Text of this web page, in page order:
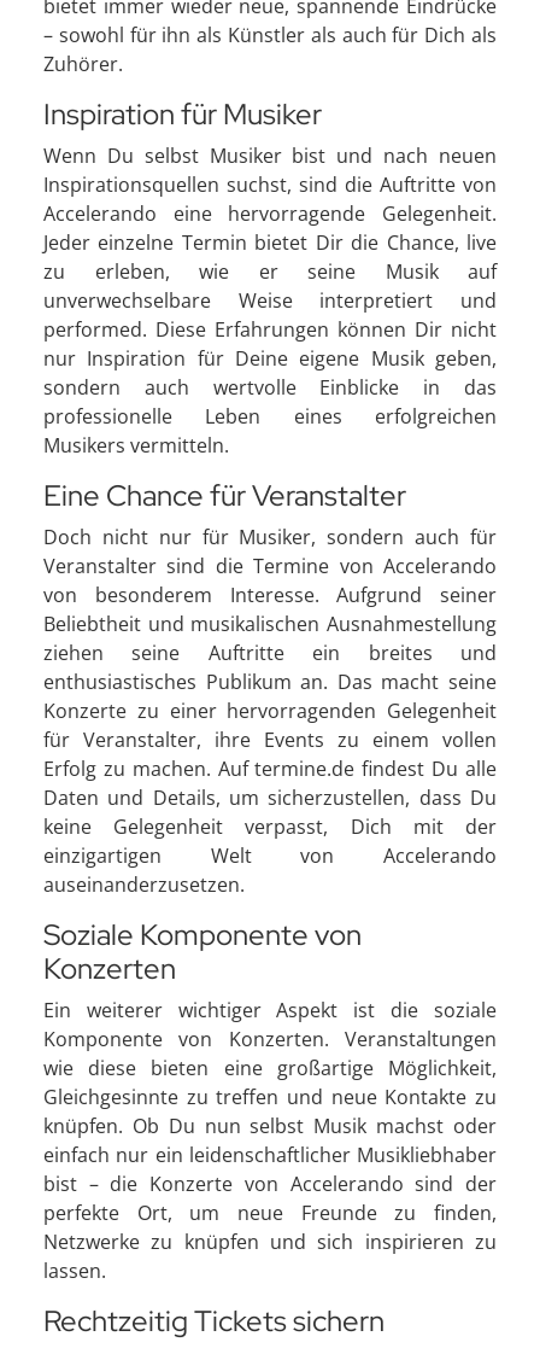
bietet immer wieder neue, spannende Eindrücke
– sowohl für ihn als Künstler als auch für Dich als
Zuhörer.
Inspiration für Musiker
Wenn Du selbst Musiker bist und nach neuen
Inspirationsquellen suchst, sind die Auftritte von
Accelerando eine hervorragende Gelegenheit.
Jeder einzelne Termin bietet Dir die Chance, live
zu erleben, wie er seine Musik auf
unverwechselbare Weise interpretiert und
performed. Diese Erfahrungen können Dir nicht
nur Inspiration für Deine eigene Musik geben,
sondern auch wertvolle Einblicke in das
professionelle Leben eines erfolgreichen
Musikers vermitteln.
Eine Chance für Veranstalter
Doch nicht nur für Musiker, sondern auch für
Veranstalter sind die Termine von Accelerando
von besonderem Interesse. Aufgrund seiner
Beliebtheit und musikalischen Ausnahmestellung
ziehen seine Auftritte ein breites und
enthusiastisches Publikum an. Das macht seine
Konzerte zu einer hervorragenden Gelegenheit
für Veranstalter, ihre Events zu einem vollen
Erfolg zu machen. Auf termine.de findest Du alle
Daten und Details, um sicherzustellen, dass Du
keine Gelegenheit verpasst, Dich mit der
einzigartigen Welt von Accelerando
auseinanderzusetzen.
Soziale Komponente von
Konzerten
Ein weiterer wichtiger Aspekt ist die soziale
Komponente von Konzerten. Veranstaltungen
wie diese bieten eine großartige Möglichkeit,
Gleichgesinnte zu treffen und neue Kontakte zu
knüpfen. Ob Du nun selbst Musik machst oder
einfach nur ein leidenschaftlicher Musikliebhaber
bist – die Konzerte von Accelerando sind der
perfekte Ort, um neue Freunde zu finden,
Netzwerke zu knüpfen und sich inspirieren zu
lassen.
Rechtzeitig Tickets sichern